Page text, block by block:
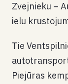
Zvejnieku –
ielu
Tie
Piejūras